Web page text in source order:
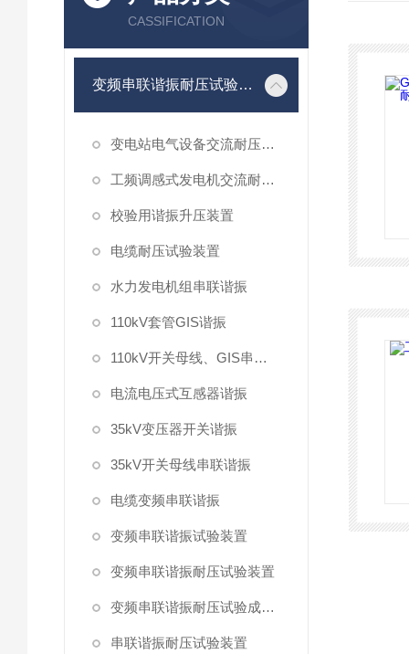
CASSIFICATION
变频串联谐振耐压试验装置
变电站电气设备交流耐压谐振装置
工频调感式发电机交流耐压装置
校验用谐振升压装置
电缆耐压试验装置
水力发电机组串联谐振
110kV套管GIS谐振
110kV开关母线、GIS串联谐振
电流电压式互感器谐振
35kV变压器开关谐振
35kV开关母线串联谐振
电缆变频串联谐振
变频串联谐振试验装置
变频串联谐振耐压试验装置
变频串联谐振耐压试验成套装置
串联谐振耐压试验装置